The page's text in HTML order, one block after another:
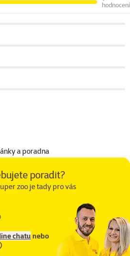
hodnocení
a poradna
poradit?
zoo je tady pro vás
chatunebo